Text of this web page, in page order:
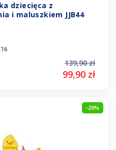
dziecięca z
i maluszkiem JJB44
139,90 zł
99,90 zł
-29%